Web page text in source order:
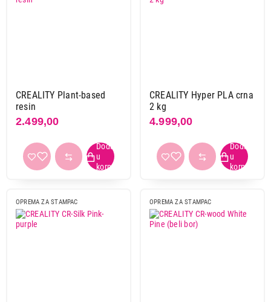
Primeni filtere
CREALITY Plant-based
resin
2.499,00
CREALITY Hyper PLA crna
2 kg
4.999,00
OPREMA ZA STAMPAC OPREMA ZA STAMPAC